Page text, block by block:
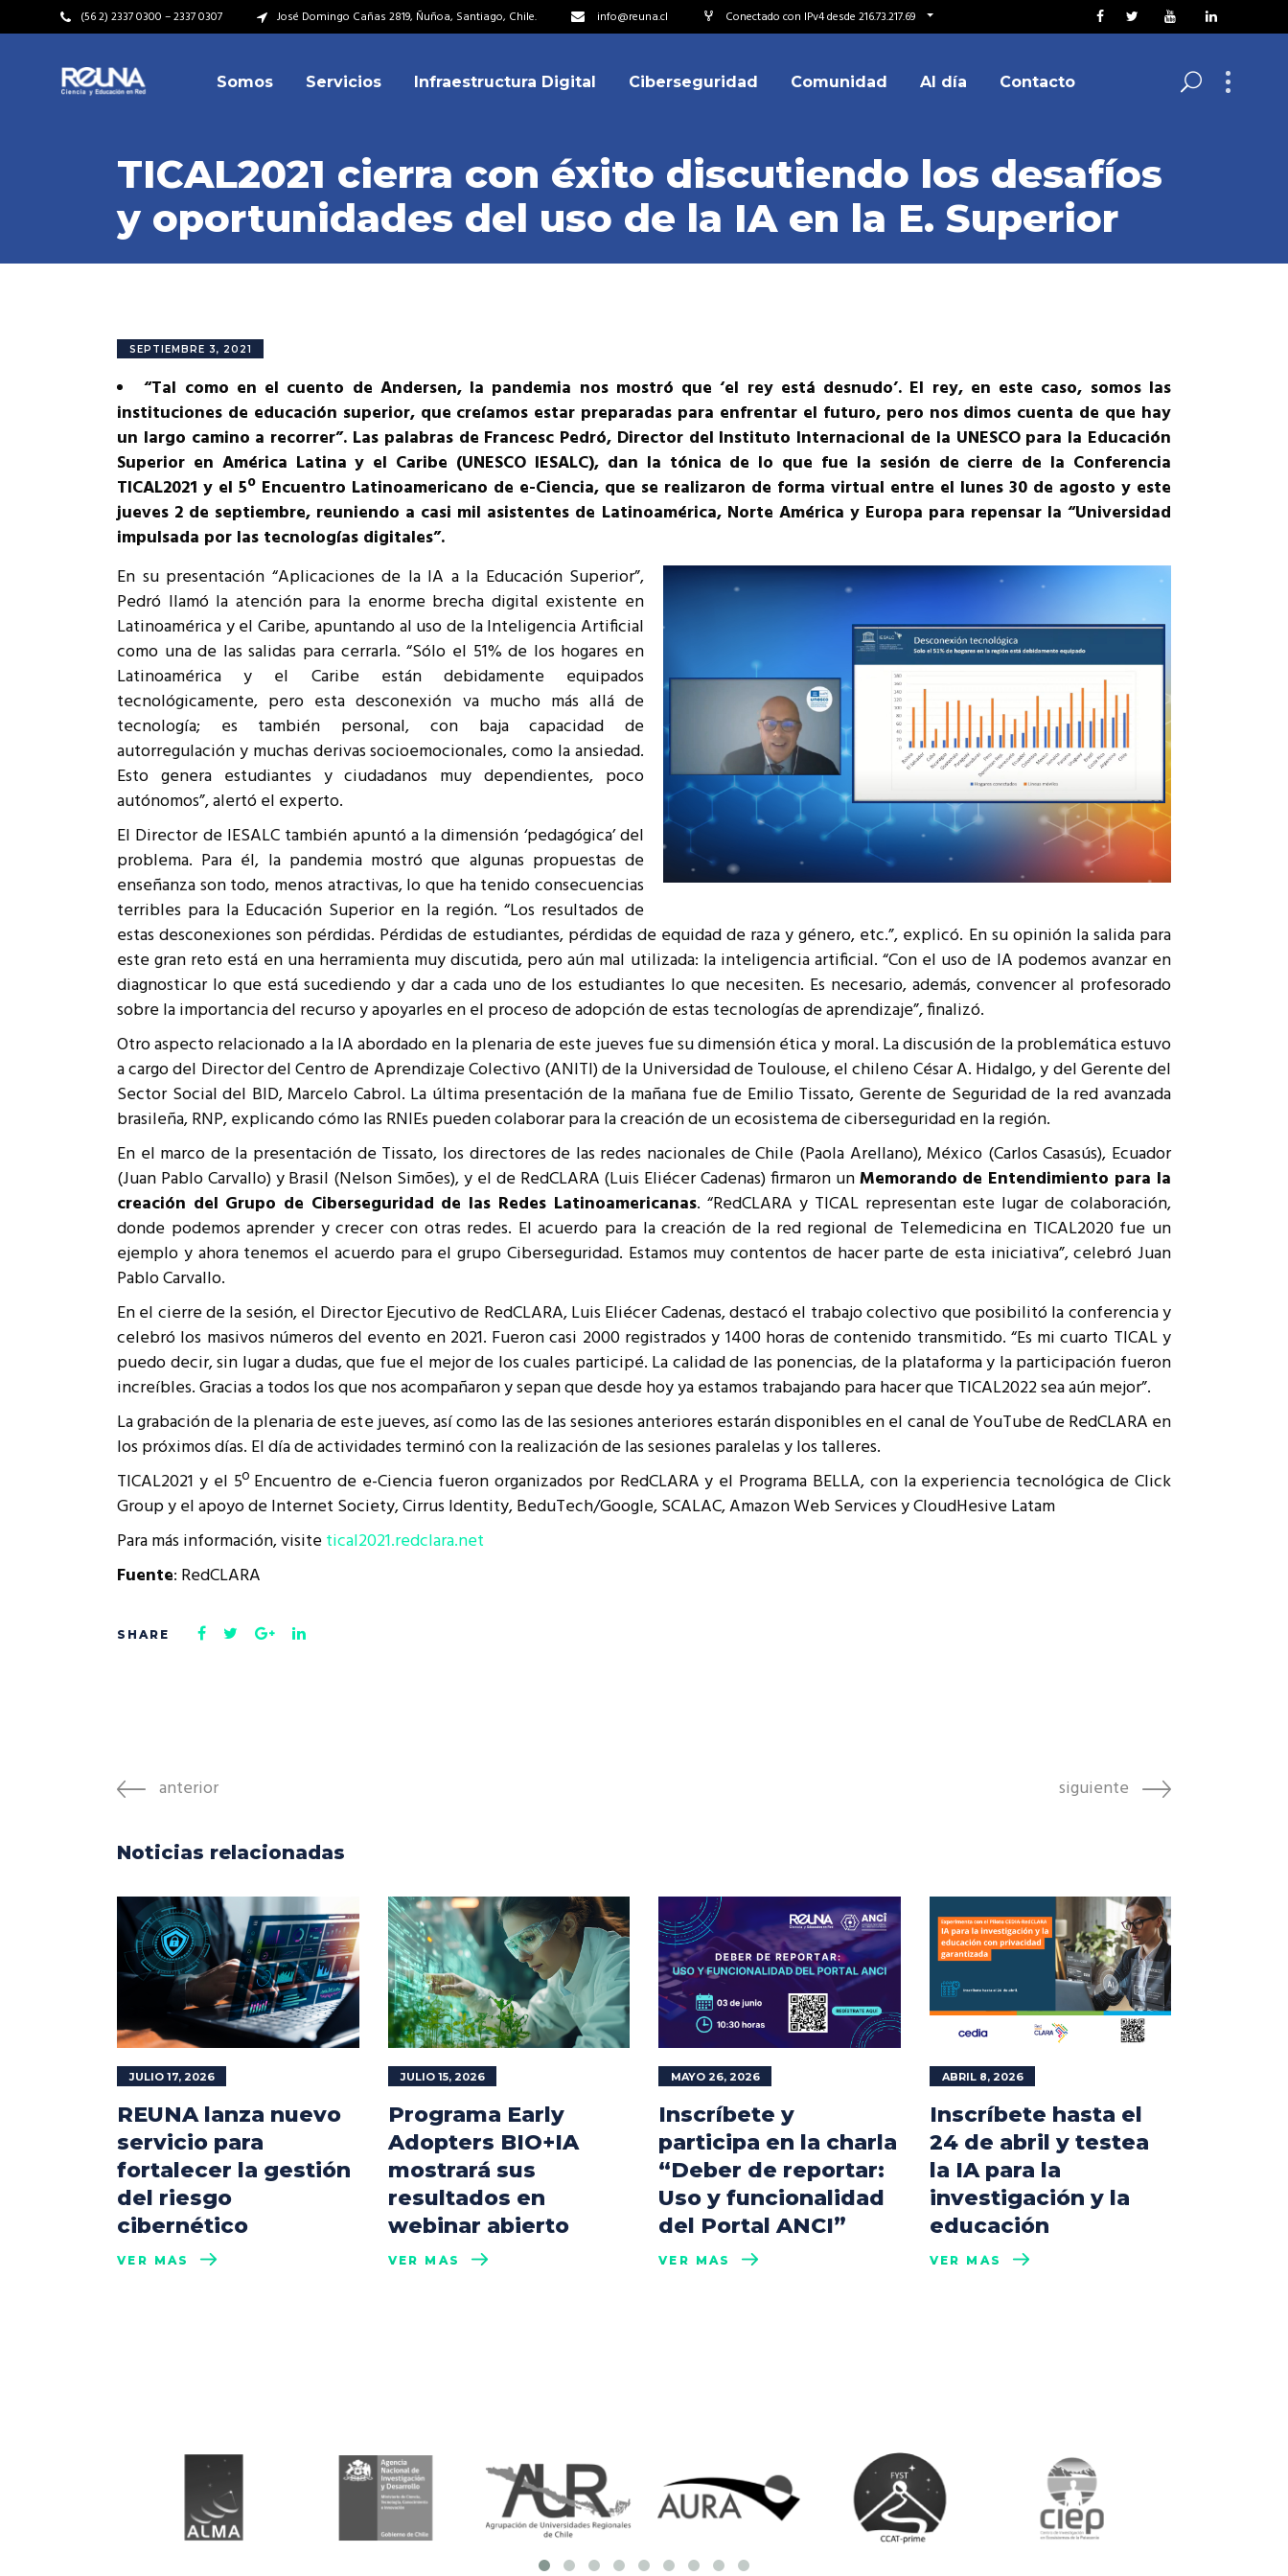
(56 2) 2337 0300 – 2337 0307 José Domingo Cañas 2819, Ñuñoa, Santiago, Chile. info@reuna.cl Conectado con IPv4 desde 216.73.217.69
Somos
Video Institucional
Plan Estratégico
Valores
Historia
Kit de Identidad
Cumplimiento Legal
Miembros
Acuerdos de Colaboración
Representantes
Institucionales
Representantes Técnicos
Cómo integrarse a REUNA
Servicios Infraestructura Digital Ciberseguridad Comunidad Al día Contacto
Video Institucional
Misión – Visión
Valores
Cumplimiento Legal
Miembros
Directorio
Equipo
TICAL2021 cierra con éxito discutiendo los desafíos
y oportunidades del uso de la IA en la E. Superior
SEPTIEMBRE 3, 2021
“Tal como en el cuento de Andersen, la pandemia nos mostró que ‘el rey está desnudo’. El rey, en este caso, somos las
instituciones de educación superior, que creíamos estar preparadas para enfrentar el futuro, pero nos dimos cuenta de que hay
un largo camino a recorrer”. Las palabras de Francesc Pedró, Director del Instituto Internacional de la UNESCO para la Educación
Superior en América Latina y el Caribe (UNESCO IESALC), dan la tónica de lo que fue la sesión de cierre de la Conferencia
TICAL2021 y el 5º Encuentro Latinoamericano de e-Ciencia, que se realizaron de forma virtual entre el lunes 30 de agosto y este
jueves 2 de septiembre, reuniendo a casi mil asistentes de Latinoamérica, Norte América y Europa para repensar la “Universidad
impulsada por las tecnologías digitales”.
En su presentación “Aplicaciones de la IA a la Educación Superior”,
Pedró llamó la atención para la enorme brecha digital existente en
Latinoamérica y el Caribe, apuntando al uso de la Inteligencia Artificial
como una de las salidas para cerrarla. “Sólo el 51% de los hogares en
Latinoamérica y el Caribe están debidamente equipados
tecnológicamente, pero esta desconexión va mucho más allá de
tecnología; es también personal, con baja capacidad de
autorregulación y muchas derivas socioemocionales, como la ansiedad.
Esto genera estudiantes y ciudadanos muy dependientes, poco
autónomos”, alertó el experto.
El Director de IESALC también apuntó a la dimensión ‘pedagógica’ del
problema. Para él, la pandemia mostró que algunas propuestas de
enseñanza son todo, menos atractivas, lo que ha tenido consecuencias
terribles para la Educación Superior en la región. “Los resultados de
estas desconexiones son pérdidas. Pérdidas de estudiantes, pérdidas de equidad de raza y género, etc.”, explicó. En su opinión la salida para
este gran reto está en una herramienta muy discutida, pero aún mal utilizada: la inteligencia artificial. “Con el uso de IA podemos avanzar en
diagnosticar lo que está sucediendo y dar a cada uno de los estudiantes lo que necesiten. Es necesario, además, convencer al profesorado
sobre la importancia del recurso y apoyarles en el proceso de adopción de estas tecnologías de aprendizaje”, finalizó.
Otro aspecto relacionado a la IA abordado en la plenaria de este jueves fue su dimensión ética y moral. La discusión de la problemática estuvo
a cargo del Director del Centro de Aprendizaje Colectivo (ANITI) de la Universidad de Toulouse, el chileno César A. Hidalgo, y del Gerente del
Sector Social del BID, Marcelo Cabrol. La última presentación de la mañana fue de Emilio Tissato, Gerente de Seguridad de la red avanzada
brasileña, RNP, explicando cómo las RNIEs pueden colaborar para la creación de un ecosistema de ciberseguridad en la región.
En el marco de la presentación de Tissato, los directores de las redes nacionales de Chile (Paola Arellano), México (Carlos Casasús), Ecuador
(Juan Pablo Carvallo) y Brasil (Nelson Simões), y el de RedCLARA (Luis Eliécer Cadenas) firmaron unMemorando de Entendimiento para la
creación del Grupo de Ciberseguridad de las Redes Latinoamericanas. “RedCLARA y TICAL representan este lugar de colaboración,
donde podemos aprender y crecer con otras redes. El acuerdo para la creación de la red regional de Telemedicina en TICAL2020 fue un
ejemplo y ahora tenemos el acuerdo para el grupo Ciberseguridad. Estamos muy contentos de hacer parte de esta iniciativa”, celebró Juan
Pablo Carvallo.
En el cierre de la sesión, el Director Ejecutivo de RedCLARA, Luis Eliécer Cadenas, destacó el trabajo colectivo que posibilitó la conferencia y
celebró los masivos números del evento en 2021. Fueron casi 2000 registrados y 1400 horas de contenido transmitido. “Es mi cuarto TICAL y
puedo decir, sin lugar a dudas, que fue el mejor de los cuales participé. La calidad de las ponencias, de la plataforma y la participación fueron
increíbles. Gracias a todos los que nos acompañaron y sepan que desde hoy ya estamos trabajando para hacer que TICAL2022 sea aún mejor”.
La grabación de la plenaria de este jueves, así como las de las sesiones anteriores estarán disponibles en el canal de YouTube de RedCLARA en
los próximos días. El día de actividades terminó con la realización de las sesiones paralelas y los talleres.
TICAL2021 y el 5º Encuentro de e-Ciencia fueron organizados por RedCLARA y el Programa BELLA, con la experiencia tecnológica de Click
Group y el apoyo de Internet Society, Cirrus Identity, BeduTech/Google, SCALAC, Amazon Web Services y CloudHesive Latam
Para más información, visitetical2021.redclara.net
Fuente: RedCLARA
anterior siguiente
Noticias relacionadas
JULIO 17, 2026
REUNA lanza nuevo
servicio para
fortalecer la gestión
del riesgo
cibernético
VER MÁS
JULIO 15, 2026
Programa Early
Adopters BIO+IA
mostrará sus
resultados en
webinar abierto
VER MÁS
MAYO 26, 2026
Inscríbete y
participa en la charla
“Deber de reportar:
Uso y funcionalidad
del Portal ANCI”
VER MÁS
ABRIL 8, 2026
Inscríbete hasta el
24 de abril y testea
la IA para la
investigación y la
educación
VER MÁS